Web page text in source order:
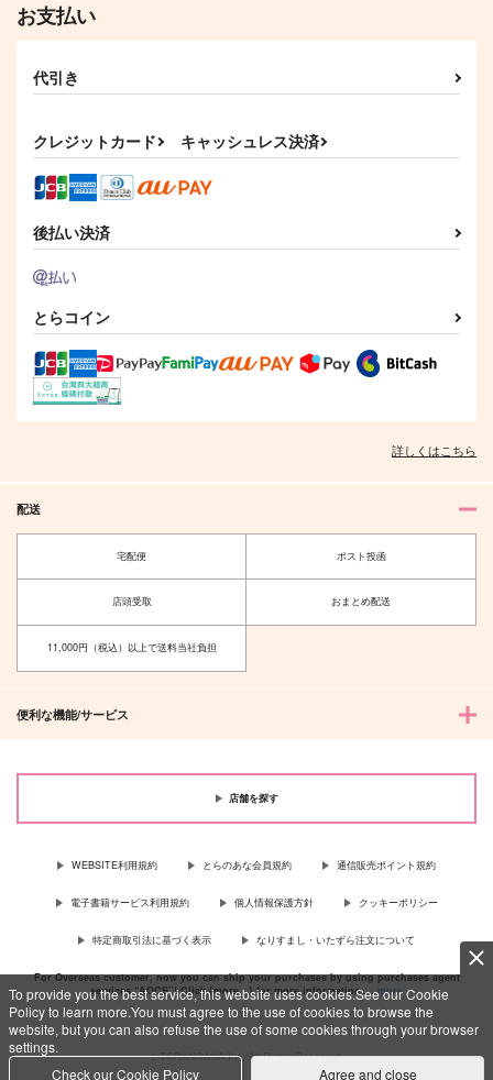
To provide you the best service, this website uses cookies.See our Cookie
Policy to learn more.You must agree to the use of cookies to browse the
website, but you can also refuse the use of some cookies through your browser
settings.
Check our Cookie Policy
Agree and close
通勤電車で運命に出会
315円（税込）
クー・フーリン×エミヤ
サンプル
2,144円（税込）
クー・フーリン×エミヤ
こじれて愛してすれ違
495円
まだ恋人ではないだ
け。
220
作品詳細
プリン倶楽部
作品詳細
Fate/Grand Order
クー・フーリン×エミヤ
サンプル
お支払い
代引き
クレジットカード キャッシュレス決済
後払い決済
とらコイン
詳しくはこちら
配送
宅配便 ポスト投函
店頭受取 おまとめ配送
11,000円（税込）以上で送料当社負担
便利な機能/サービス
店舗を探す
WEBSITE利用規約 とらのあな会員規約 通信販売ポイント規約
電子書籍サービス利用規約 個人情報保護方針 クッキーポリシー
特定商取引法に基づく表示 なりすまし・いたずら注文について
For Overseas customer, now you can ship your purchases by using purchases agent
services “AOCS”! Click {more…} for more information …more
c TORANOANA Inc, All Rights Reserved.